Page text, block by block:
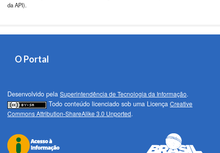
da API).
O Portal
Desenvolvido pela Superintendência de Tecnologia da Informação.
Todo conteúdo licenciado sob uma Licença Creative
Commons Attribution-ShareAlike 3.0 Unported.